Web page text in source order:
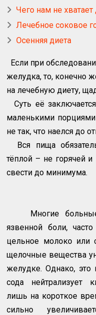
Чего нам не
Лечебное соковое
Осенняя диета
Если при
желудка, то, конечно
на лечебную диету,
Суть её
маленькими
не так, что наелся до
Вся пища
тёплой – не горячей и
свести до минимума.
Многие
язвенной боли,
цельное молоко или
щелочные вещества
желудке. Однако, это
сода нейтрализует
лишь на короткое
сильно